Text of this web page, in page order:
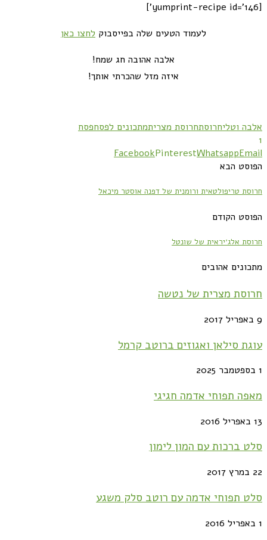
[yumprint-recipe id='146']
לעמוד הטעים שלה בפייסבוק לחצו כאן
אלבה אהובה חג שמח!
איזה מזל שהכרתי אותך!
אלבה וטליחרוסתחרוסת מצריתמתכונים לפסחפסח
1
FacebookPinterestWhatsappEmail
הפוסט הבא
חרוסת טריפולטאית ורומנית של דפנה אוסטר מיכאל
הפוסט הקודם
חרוסת אלג׳יראית של שונטל
מתכונים אהובים
חרוסת מצרית של נטשה
9 באפריל 2017
עוגת סילאן ואגוזים ברוטב קרמל
1 בספטמבר 2025
מאפה תפוחי אדמה חגיגי
13 באפריל 2016
סלט ברכות עם המון לימון
22 במרץ 2017
סלט תפוחי אדמה עם רוטב סלק משגע
1 באפריל 2016